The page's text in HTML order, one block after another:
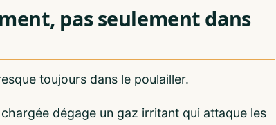
pas seulement dans
toujours dans le poulailler.
dégage un gaz irritant qui attaque les